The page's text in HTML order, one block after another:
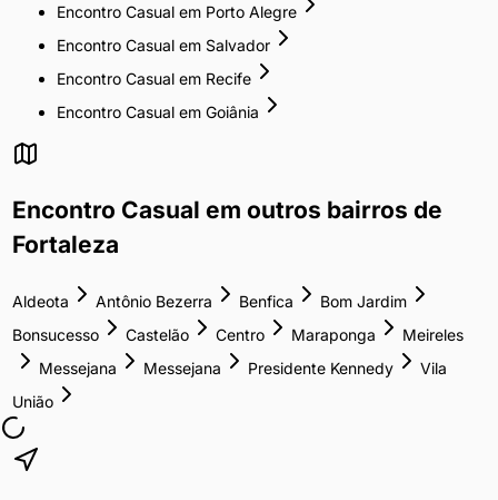
Encontro Casualem Porto Alegre
Encontro Casualem Salvador
Encontro Casualem Recife
Encontro Casualem Goiânia
Encontro Casual em outros bairros de
Fortaleza
Aldeota Antônio Bezerra Benfica
Bom Jardim
Bonsucesso
Castelão Centro Maraponga
Meireles
Messejana
Messejana Presidente Kennedy
Vila
União